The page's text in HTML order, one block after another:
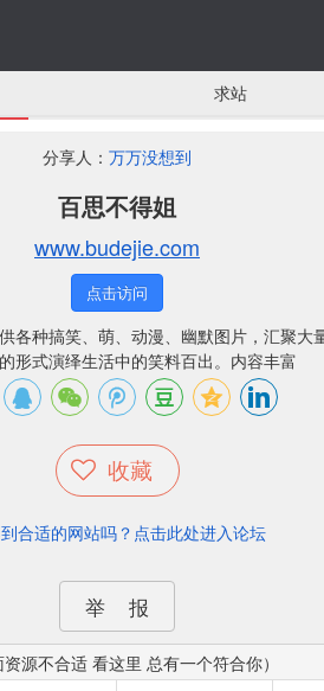
求站
分享人： 万万没想到
百思不得姐
www.budejie.com
点击访问
种搞笑、萌、动漫、幽默图片，汇聚大
形式演绎生活中的笑料百出。内容丰富
收藏
合适的网站吗？点击此处进入论坛
举 报
资源不合适 看这里 总有一个符合你）